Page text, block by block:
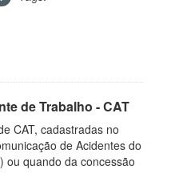
de Trabalho - CAT
CAT, cadastradas no
de Acidentes do
ou quando da concessão